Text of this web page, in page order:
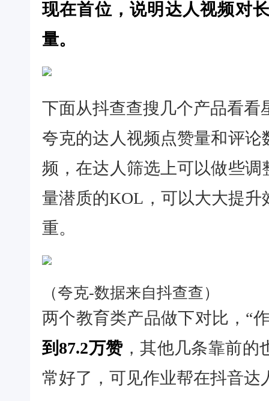
现在首位，说明达人视频对
量。
下面从抖查查搜几个产品看看
夸克的达人视频点赞量和评
频，在达人筛选上可以做些
量潜质的KOL，可以大大提
重。
（夸克-数据来自抖查查）
两个教育类产品做下对比，“
到87.2万赞，其他几条靠前的
常好了，可见作业帮在抖音达